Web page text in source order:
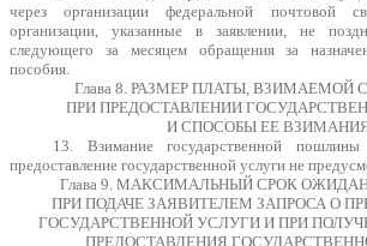
через организации федеральной почтовой
организации, указанные в заявлении, не
следующего за месяцем обращения за
пособия.
Глава 8. РАЗМЕР ПЛАТЫ, ВЗИМАЕМОЙ
ПРИ ПРЕДОСТАВЛЕНИИ
И СПОСОБЫ ЕЕ
13. Взимание государственной
предоставление государственной услуги не
Глава 9. МАКСИМАЛЬНЫЙ СРОК
ПРИ ПОДАЧЕ ЗАЯВИТЕЛЕМ ЗАПРОСА О
ГОСУДАРСТВЕННОЙ УСЛУГИ И ПРИ
ПРЕДОСТАВЛЕНИЯ